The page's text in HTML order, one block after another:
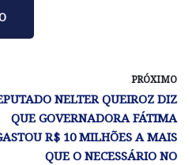
PRÓXIMO
NELTER QUEIROZ DIZ
QUE GOVERNADORA FÁTIMA
R$ 10 MILHÕES A MAIS
QUE O NECESSÁRIO NO